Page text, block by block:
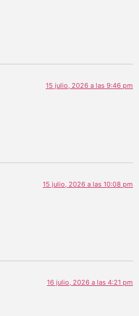
15 julio, 2026 a las 9:46 pm
15 julio, 2026 a las 10:08 pm
16 julio, 2026 a las 4:21 pm